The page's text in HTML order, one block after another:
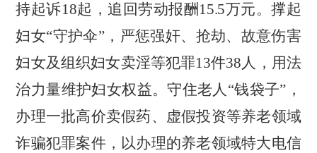
持起诉18起，追回劳动报酬15.5万元。撑起
妇女“守护伞”，严惩强奸、抢劫、故意伤害
妇女及组织妇女卖淫等犯罪13件38人，用法
治力量维护妇女权益。守住老人 “钱袋子” ，
办理一批高价卖假药、虚假投资等养老领域
诈骗犯罪案件， 以办理的养老领域特大电信